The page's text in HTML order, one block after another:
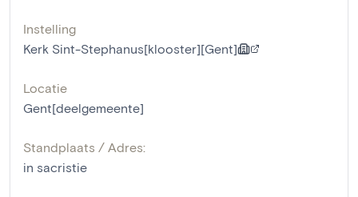
Instelling
Kerk Sint-Stephanus[klooster][Gent]
Locatie
Gent[deelgemeente]
Standplaats / Adres:
in sacristie